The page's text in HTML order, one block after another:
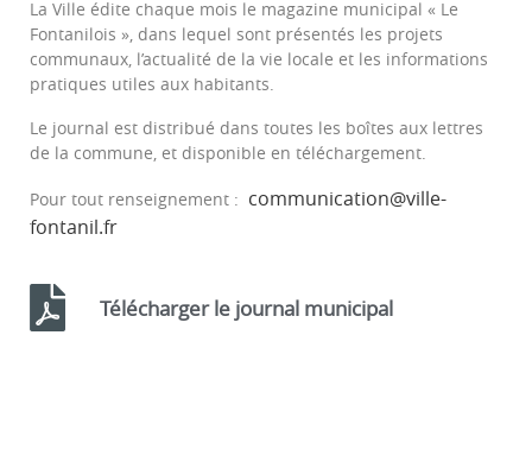
La Ville édite chaque mois le magazine municipal « Le
Fontanilois », dans lequel sont présentés les projets
communaux, l’actualité de la vie locale et les informations
pratiques utiles aux habitants.
Le journal est distribué dans toutes les boîtes aux lettres
de la commune, et disponible en téléchargement.
Pour tout renseignement : communication@ville-
fontanil.fr
Télécharger le journal municipal